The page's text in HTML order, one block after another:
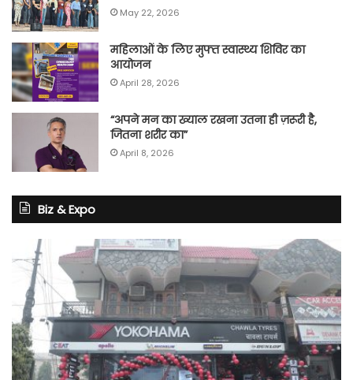
May 22, 2026
महिलाओं के लिए मुफ्त स्वास्थ्य शिविर का
आयोजन
April 28, 2026
“अपने मन का ख्याल रखना उतना ही ज़रूरी है,
जितना शरीर का”
April 8, 2026
Biz & Expo